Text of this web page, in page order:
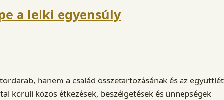
a lelki egyensúly
hanem a család összetartozásának és az együttlét
körüli közös étkezések, beszélgetések és ünnepségek